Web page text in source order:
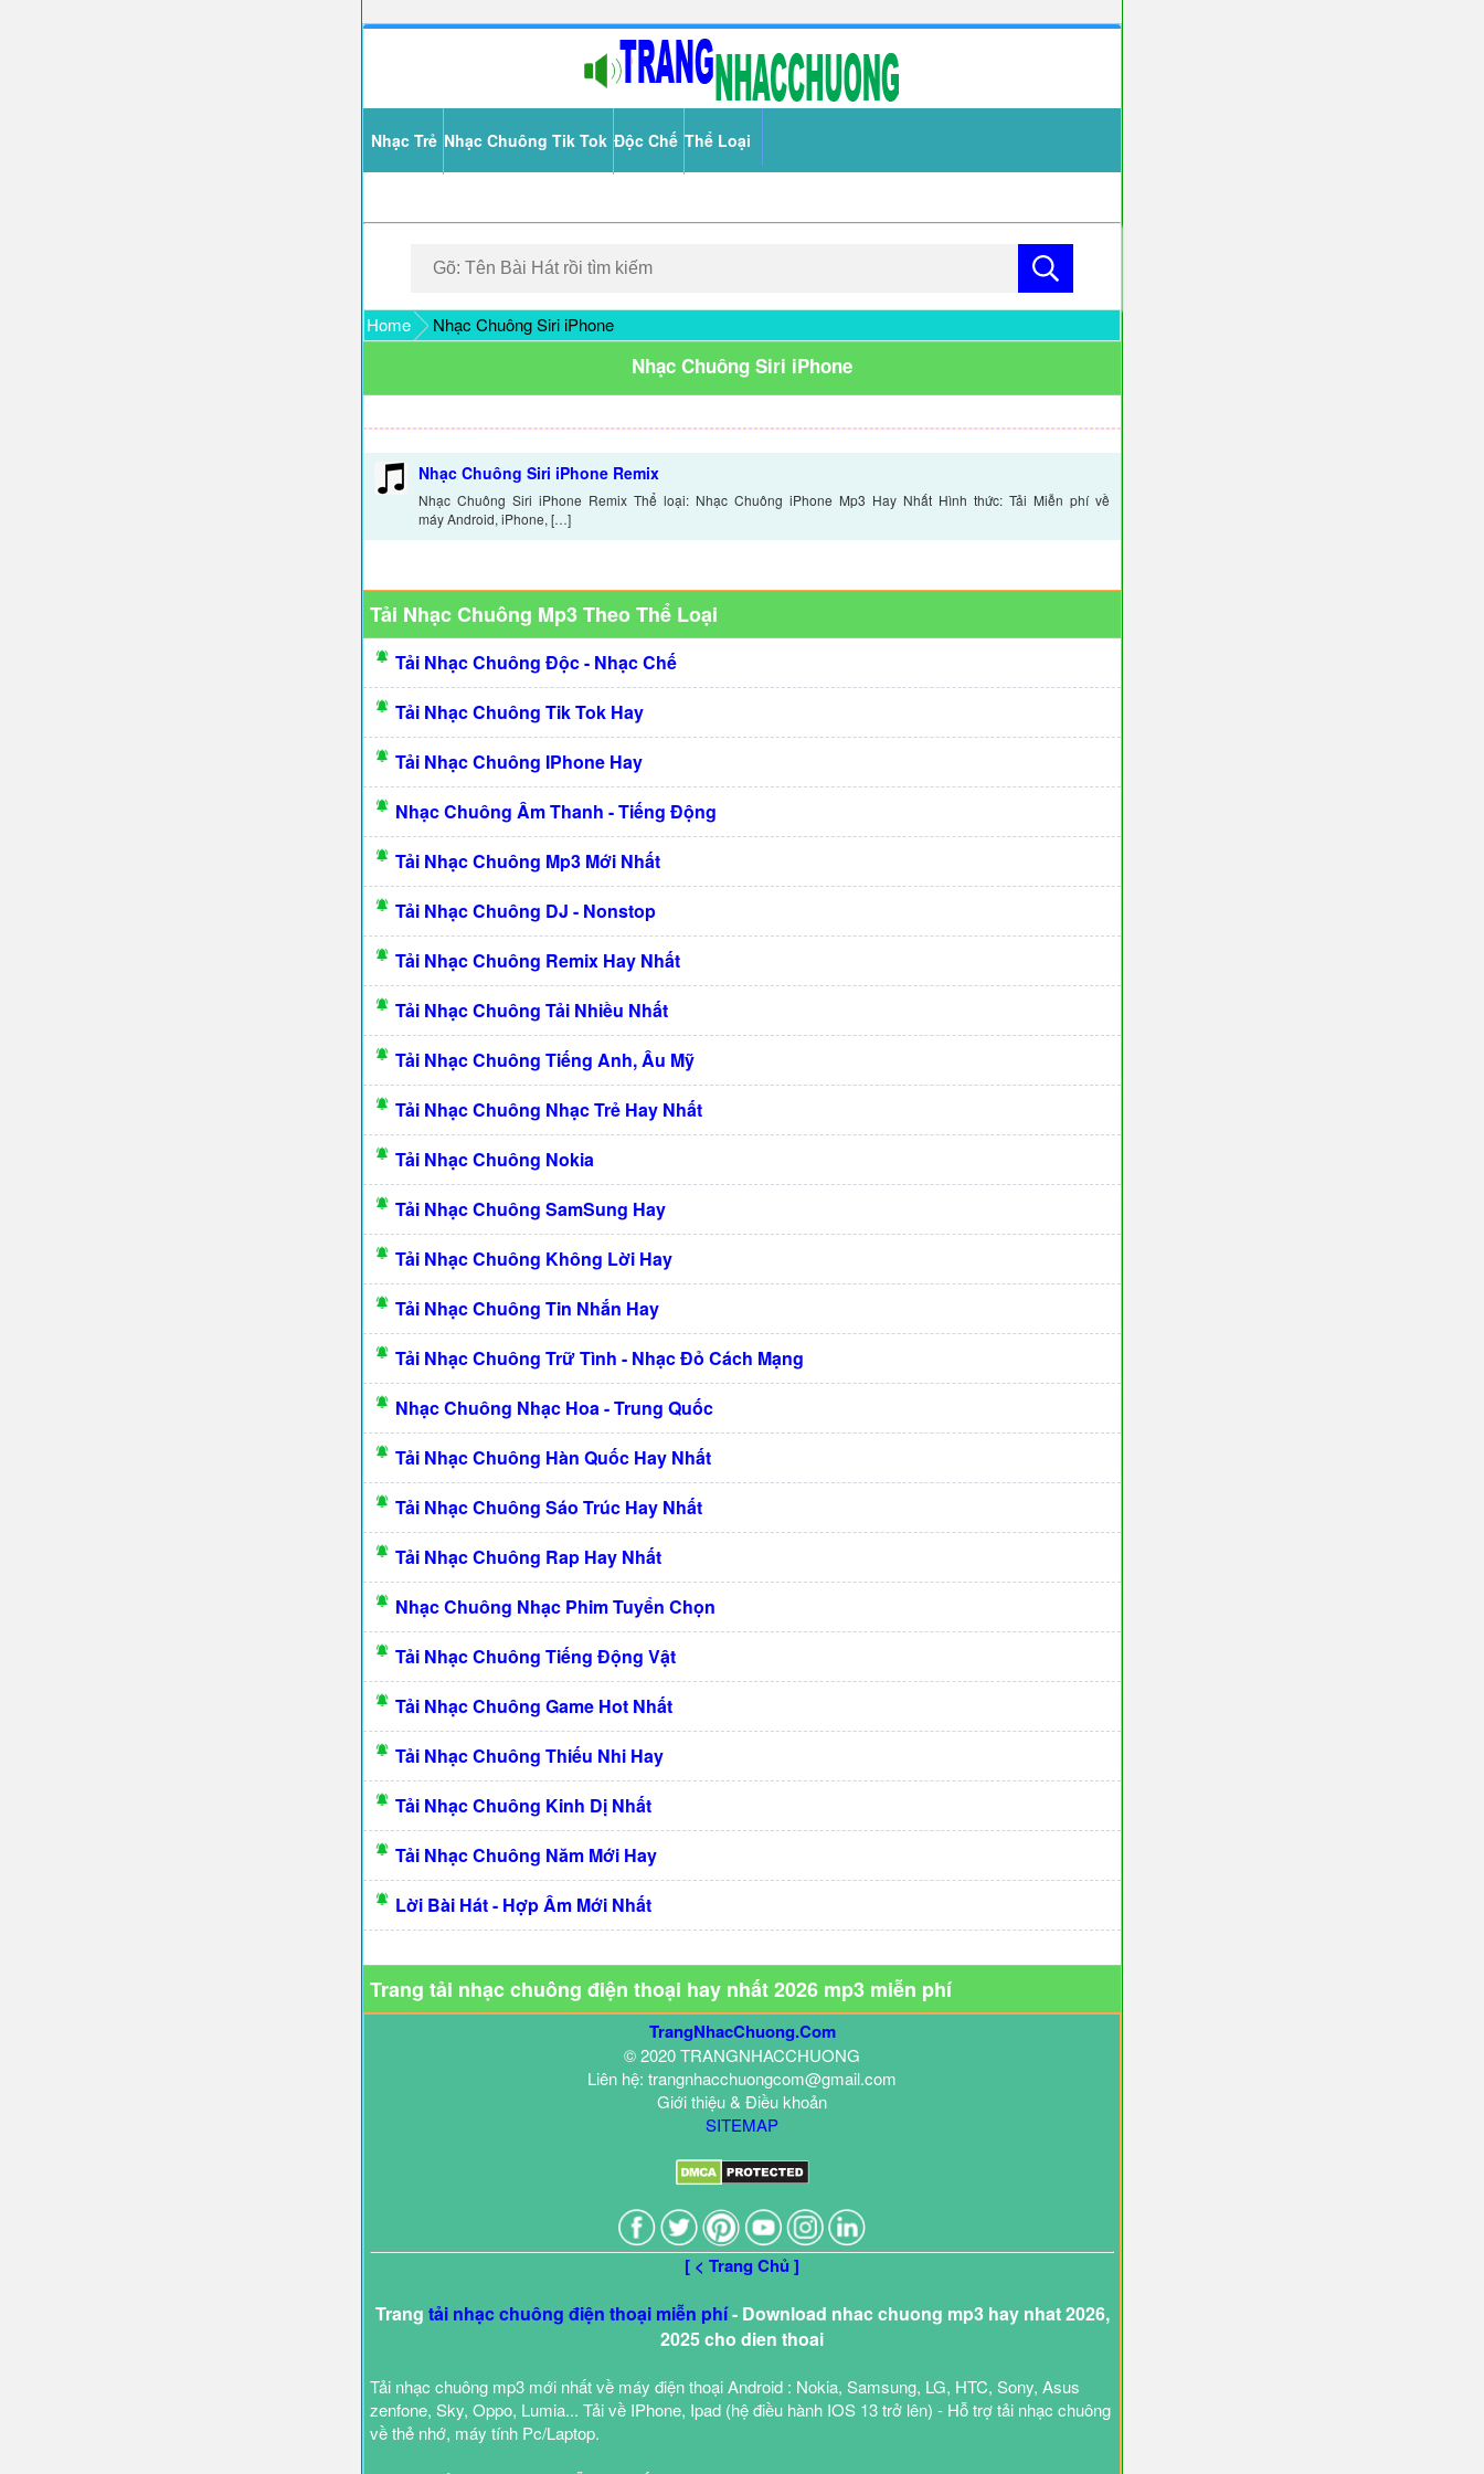
Nhạc Trẻ Nhạc Chuông Tik Tok Độc Chế Thể Loại
Home Nhạc Chuông Siri iPhone
Nhạc Chuông Siri iPhone
Nhạc Chuông Siri iPhone Remix
Nhạc Chuông Siri iPhone Remix Thể loại: Nhạc Chuông iPhone Mp3 Hay Nhất Hình thức: Tải Miễn phí về
máy Android, iPhone, […]
Tải Nhạc Chuông Mp3 Theo Thể Loại
Tải Nhạc Chuông Độc - Nhạc Chế
Tải Nhạc Chuông Tik Tok Hay
Tải Nhạc Chuông IPhone Hay
Nhạc Chuông Âm Thanh - Tiếng Động
Tải Nhạc Chuông Mp3 Mới Nhất
Tải Nhạc Chuông DJ - Nonstop
Tải Nhạc Chuông Remix Hay Nhất
Tải Nhạc Chuông Tải Nhiều Nhất
Tải Nhạc Chuông Tiếng Anh, Âu Mỹ
Tải Nhạc Chuông Nhạc Trẻ Hay Nhất
Tải Nhạc Chuông Nokia
Tải Nhạc Chuông SamSung Hay
Tải Nhạc Chuông Không Lời Hay
Tải Nhạc Chuông Tin Nhắn Hay
Tải Nhạc Chuông Trữ Tình - Nhạc Đỏ Cách Mạng
Nhạc Chuông Nhạc Hoa - Trung Quốc
Tải Nhạc Chuông Hàn Quốc Hay Nhất
Tải Nhạc Chuông Sáo Trúc Hay Nhất
Tải Nhạc Chuông Rap Hay Nhất
Nhạc Chuông Nhạc Phim Tuyển Chọn
Tải Nhạc Chuông Tiếng Động Vật
Tải Nhạc Chuông Game Hot Nhất
Tải Nhạc Chuông Thiếu Nhi Hay
Tải Nhạc Chuông Kinh Dị Nhất
Tải Nhạc Chuông Năm Mới Hay
Lời Bài Hát - Hợp Âm Mới Nhất
Trang tải nhạc chuông điện thoại hay nhất 2026 mp3 miễn phí
TrangNhacChuong.Com
© 2020 TRANGNHACCHUONG
Liên hệ: trangnhacchuongcom@gmail.com
Giới thiệu & Điều khoản
SITEMAP
[ < Trang Chủ ]
Trang tải nhạc chuông điện thoại miễn phí- Download nhac chuong mp3 hay nhat 2026,
2025 cho dien thoai
Tải nhạc chuông mp3 mới nhất về máy điện thoại Android : Nokia, Samsung, LG, HTC, Sony, Asus
zenfone, Sky, Oppo, Lumia... Tải về IPhone, Ipad (hệ điều hành IOS 13 trở lên) - Hỗ trợ tải nhạc chuông
về thẻ nhớ, máy tính Pc/Laptop.